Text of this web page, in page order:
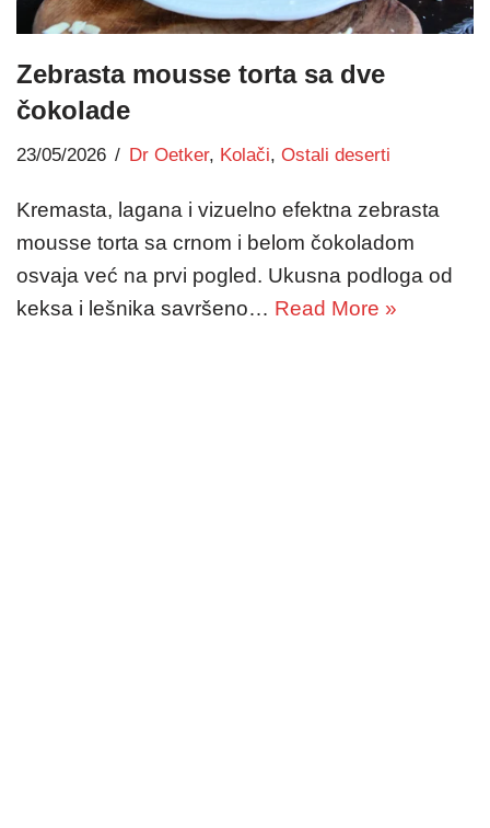
Zebrasta mousse torta sa dve
čokolade
23/05/2026 Dr Oetker, Kolači, Ostali deserti
Kremasta, lagana i vizuelno efektna zebrasta
mousse torta sa crnom i belom čokoladom
osvaja već na prvi pogled. Ukusna podloga od
keksa i lešnika savršeno… Read More »